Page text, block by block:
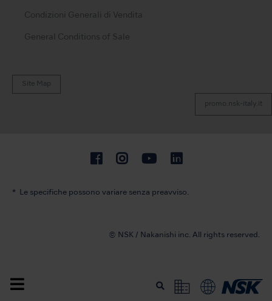
Condizioni Generali di Vendita
General Conditions of Sale
promo.nsk-italy.it
Site Map
Le specifiche possono variare senza preavviso.
© NSK / Nakanishi inc. All rights reserved.